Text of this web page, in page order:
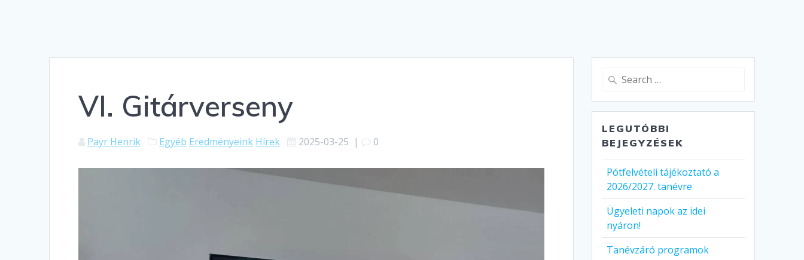
VI. Gitárverseny
Payr Henrik Egyéb Eredményeink Hírek 2025-03-25 | 0
Search
LEGUTÓBBI
BEJEGYZÉSEK
Pótfelvételi tájékoztató a
2026/2027. tanévre
Ügyeleti napok az idei
nyáron!
Tanévzáró programok